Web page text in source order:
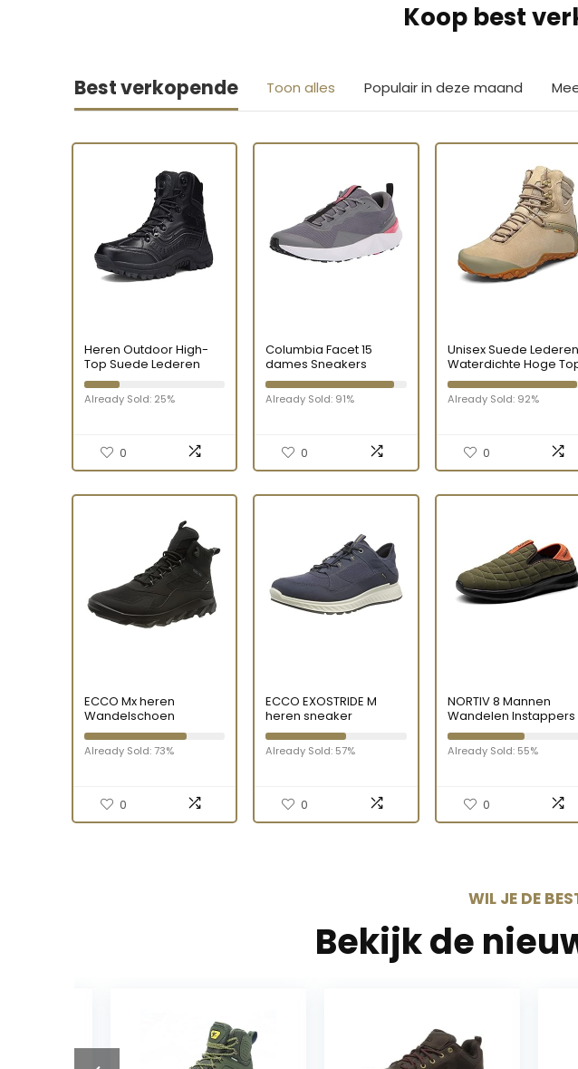
Koop best
Best verkopende Toon alles Populair in deze maand
Heren Outdoor High-
Top Suede Lederen
Wandellaarzen Militaire
Tactische woestijn
laarzen
Already Sold: 25%
0
Columbia Facet 15
dames Sneakers
Already Sold: 91%
0
Unisex Suede Lederen
Waterdichte Hoge
Wandelschoenen
Outdoor Wandelen
Antislip Trekking
Laarzen Woestijn
Laarzen voor Mannen
Already Sold: 92%
0
ECCO Mx heren
Wandelschoen
Already Sold: 73%
0
ECCO EXOSTRIDE M
heren sneaker
Already Sold: 57%
0
NORTIV 8 Mannen
Wandelen Instappers
Schoenen Slippers
Camping Moc Outdoor
Indoor
Already Sold: 55%
0
WIL JE DE
Bekijk de